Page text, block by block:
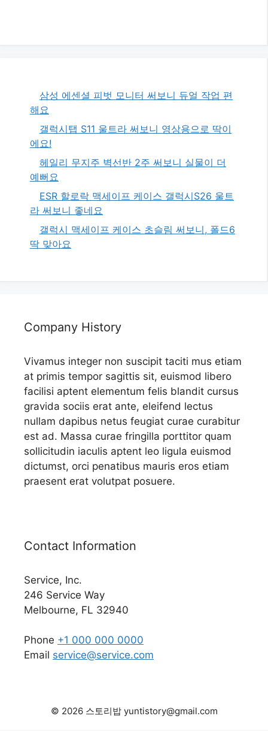
삼성 에센셜 피벗 모니터 써보니 듀얼 작업 편
해요
갤럭시탭 S11 울트라 써보니 영상용으로 딱이
에요!
헤일리 무지주 벽선반 2주 써보니 실물이 더
예뻐요
ESR 할로락 맥세이프 케이스 갤럭시S26 울트
라 써보니 좋네요
갤럭시 맥세이프 케이스 초슬림 써보니, 폴드6
딱 맞아요
Company History
Vivamus integer non suscipit taciti mus etiam
at primis tempor sagittis sit, euismod libero
facilisi aptent elementum felis blandit cursus
gravida sociis erat ante, eleifend lectus
nullam dapibus netus feugiat curae curabitur
est ad. Massa curae fringilla porttitor quam
sollicitudin iaculis aptent leo ligula euismod
dictumst, orci penatibus mauris eros etiam
praesent erat volutpat posuere.
Contact Information
Service, Inc.
246 Service Way
Melbourne, FL 32940
Phone +1 000 000 0000
Email service@service.com
© 2026 스토리밥 yuntistory@gmail.com